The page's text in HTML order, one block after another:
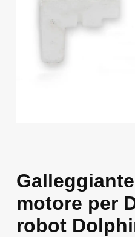
motore per
robot